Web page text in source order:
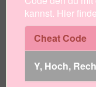
kannst. Hier
Cheat Code
Y, Hoch,